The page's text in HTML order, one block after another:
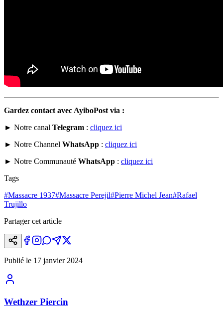
Gardez contact avec AyiboPost via :
► Notre canal Telegram : cliquez ici
► Notre Channel WhatsApp : cliquez ici
► Notre Communauté WhatsApp : cliquez ici
Tags
#Massacre 1937#Massacre Perejil#Pierre Michel Jean#Rafael
Trujillo
Partager cet article
Publié le 17 janvier 2024
Wethzer Piercin